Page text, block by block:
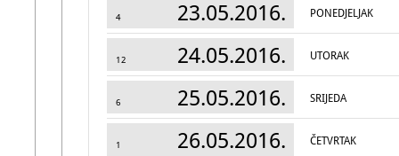
4 23.05.2016. PONEDJELJAK
12 24.05.2016. UTORAK
6 25.05.2016. SRIJEDA
1 26.05.2016. ČETVRTAK